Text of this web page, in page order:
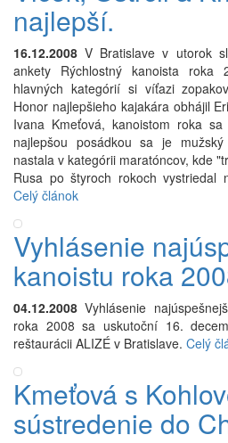
najlepší.
16.12.2008 V Bratislave v utorok
ankety Rýchlostný kanoista
hlavných kategórií si víťazi
Honor najlepšieho kajakára obhájil
Ivana Kmeťová, kanoistom roka
najlepšou posádkou sa je
nastala v kategórii maratóncov, kde
Rusa po štyroch rokoch vystriedal
Celý článok
Vyhlásenie
kanoistu roka
04.12.2008 Vyhlásenie
roka 2008 sa uskutoční 16.
reštaurácii ALIZÉ v Bratislave. Celý
Kmeťová s
sústredenie do